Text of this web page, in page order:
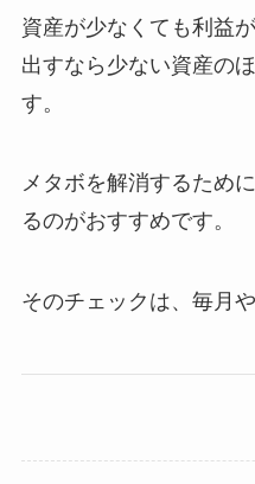
資産が少なくても利益
出すなら少ない資産の
す。
メタボを解消するため
るのがおすすめです。
そのチェックは、毎月